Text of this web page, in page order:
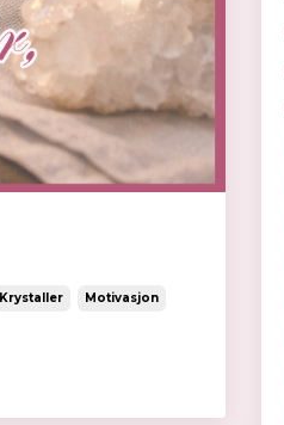
Krystaller Motivasjon